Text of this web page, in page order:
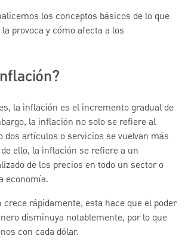
los conceptos básicos de lo que
provoca y cómo afecta a los
la inflación es el incremento gradual de
la inflación no solo se refiere al
dos artículos o servicios se vuelvan más
ello, la inflación se refiere a un
de los precios en todo un sector o
economía.
rápidamente, esta hace que el poder
disminuya notablemente, por lo que
con cada dólar.